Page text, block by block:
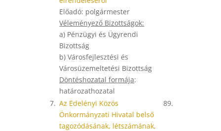
Előadó: polgármester
Véleményező Bizottságok:
a) Pénzügyi és Ügyrendi
Bizottság
b) Városfejlesztési és
Városüzemeltetési Bizottság
Döntéshozatal formája:
határozathozatal
7. Az Edelényi Közös
Önkormányzati Hivatal belső
tagozódásának, létszámának,
89.